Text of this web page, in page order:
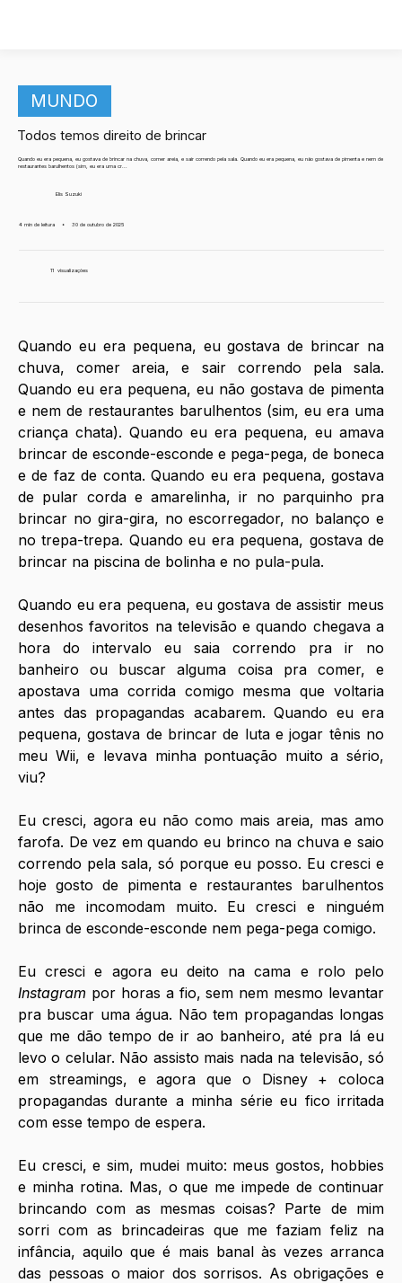
MUNDO
Todos temos direito de brincar
Quando eu era pequena, eu gostava de brincar na chuva, comer areia, e sair correndo pela sala. Quando eu era pequena, eu não gostava de pimenta e nem de
restaurantes barulhentos (sim, eu era uma cr...
Elis Suzuki
4 min de leitura • 30 de outubro de 2025
11 visualizações
Quando eu era pequena, eu gostava de brincar na
chuva, comer areia, e sair correndo pela sala.
Quando eu era pequena, eu não gostava de pimenta
e nem de restaurantes barulhentos (sim, eu era uma
criança chata). Quando eu era pequena, eu amava
brincar de esconde-esconde e pega-pega, de boneca
e de faz de conta. Quando eu era pequena, gostava
de pular corda e amarelinha, ir no parquinho pra
brincar no gira-gira, no escorregador, no balanço e
no trepa-trepa. Quando eu era pequena, gostava de
brincar na piscina de bolinha e no pula-pula.
Quando eu era pequena, eu gostava de assistir meus
desenhos favoritos na televisão e quando chegava a
hora do intervalo eu saia correndo pra ir no
banheiro ou buscar alguma coisa pra comer, e
apostava uma corrida comigo mesma que voltaria
antes das propagandas acabarem. Quando eu era
pequena, gostava de brincar de luta e jogar tênis no
meu Wii, e levava minha pontuação muito a sério,
viu?
Eu cresci, agora eu não como mais areia, mas amo
farofa. De vez em quando eu brinco na chuva e saio
correndo pela sala, só porque eu posso. Eu cresci e
hoje gosto de pimenta e restaurantes barulhentos
não me incomodam muito. Eu cresci e ninguém
brinca de esconde-esconde nem pega-pega comigo.
Instagram por horas a fio, sem nem mesmo levantar
pra buscar uma água. Não tem propagandas longas
que me dão tempo de ir ao banheiro, até pra lá eu
levo o celular. Não assisto mais nada na televisão, só
em streamings, e agora que o Disney + coloca
propagandas durante a minha série eu fico irritada
com esse tempo de espera.
Eu cresci, e sim, mudei muito: meus gostos, hobbies
e minha rotina. Mas, o que me impede de continuar
brincando com as mesmas coisas? Parte de mim
sorri com as brincadeiras que me faziam feliz na
infância, aquilo que é mais banal às vezes arranca
das pessoas o maior dos sorrisos. As obrigações e